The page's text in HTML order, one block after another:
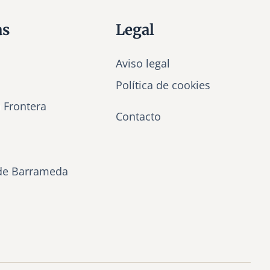
Frontera
Barrameda
Legal
Aviso legal
Política de cookies
Contacto